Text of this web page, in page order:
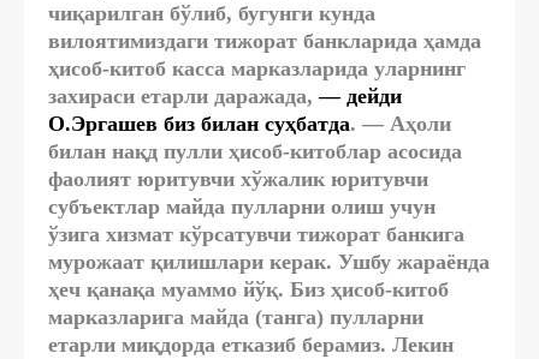
чиқарилган бўлиб, бугунги кунда
вилоятимиздаги тижорат банкларида ҳамда
ҳисоб-китоб касса марказларида уларнинг
захираси етарли даражада,— дейди
О.Эргашев биз билан суҳбатда. — Аҳоли
билан нақд пулли ҳисоб-китоблар асосида
фаолият юритувчи хўжалик юритувчи
субъектлар майда пулларни олиш учун
ўзига хизмат кўрсатувчи тижорат банкига
мурожаат қилишлари керак. Ушбу жараёнда
ҳеч қанақа муаммо йўқ. Биз ҳисоб-китоб
марказларига майда (танга) пулларни
етарли миқдорда етказиб берамиз. Лекин